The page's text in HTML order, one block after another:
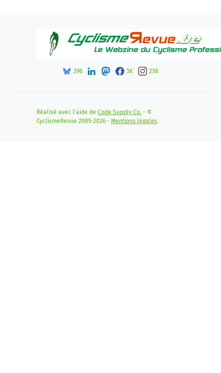
396 3K 238
Réalisé avec l'aide de Code Supply Co. - ©
CyclismeRevue 2005-2026 - Mentions légales